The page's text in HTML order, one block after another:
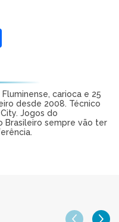
carioca e 25
desde 2008. Técnico
Jogos do
Brasileiro sempre vão ter